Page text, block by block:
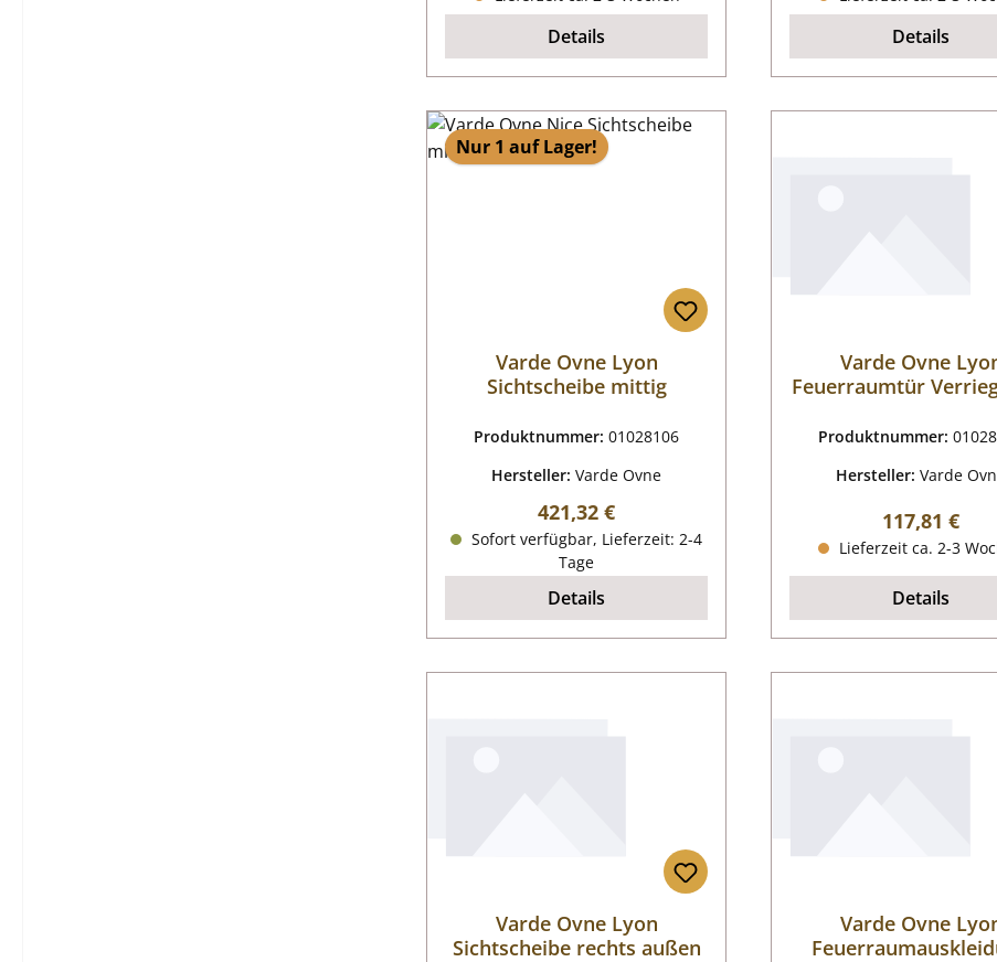
Details Details
Nur 1 auf Lager!
Varde Ovne Lyon
Sichtscheibe mittig
Produktnummer:01028106
Hersteller:Varde Ovne
Regulärer Preis:
421,32 €
Sofort verfügbar, Lieferzeit: 2-4
Tage
Details
Varde Ovne
Feuerraumtür
Produktnummer:
Hersteller:Varde
Regulärer
117,81 €
Lieferzeit ca. 2-3
Details
Varde Ovne Lyon
Sichtscheibe rechts außen
Varde Ovne